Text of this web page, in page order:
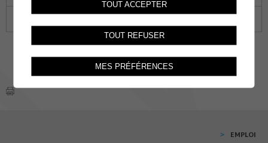
EMPLOI
TOUT ACCEPTER
TOUT REFUSER
MES PRÉFÉRENCES